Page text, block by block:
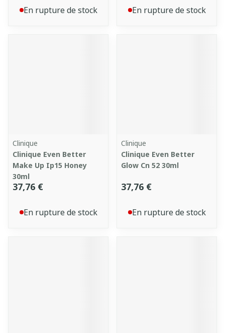
En rupture de stock En rupture de stock
Clinique
Clinique Even Better
Make Up Ip15 Honey
30ml
37,76 €
En rupture de stock
Clinique
Clinique Even Better
Glow Cn 52 30ml
37,76 €
En rupture de stock